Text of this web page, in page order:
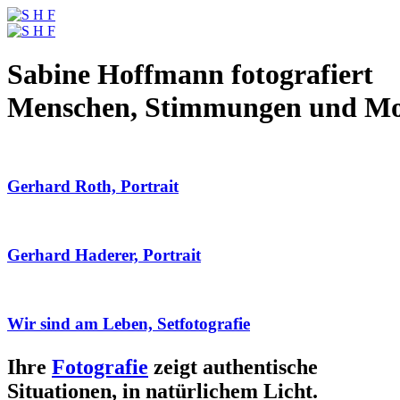
Sabine Hoffmann fotografiert
Menschen, Stimmungen und
Gerhard Roth, Portrait
Gerhard Haderer, Portrait
Wir sind am Leben, Setfotografie
Ihre Fotografie zeigt authentische
Situationen, in natürlichem Licht.